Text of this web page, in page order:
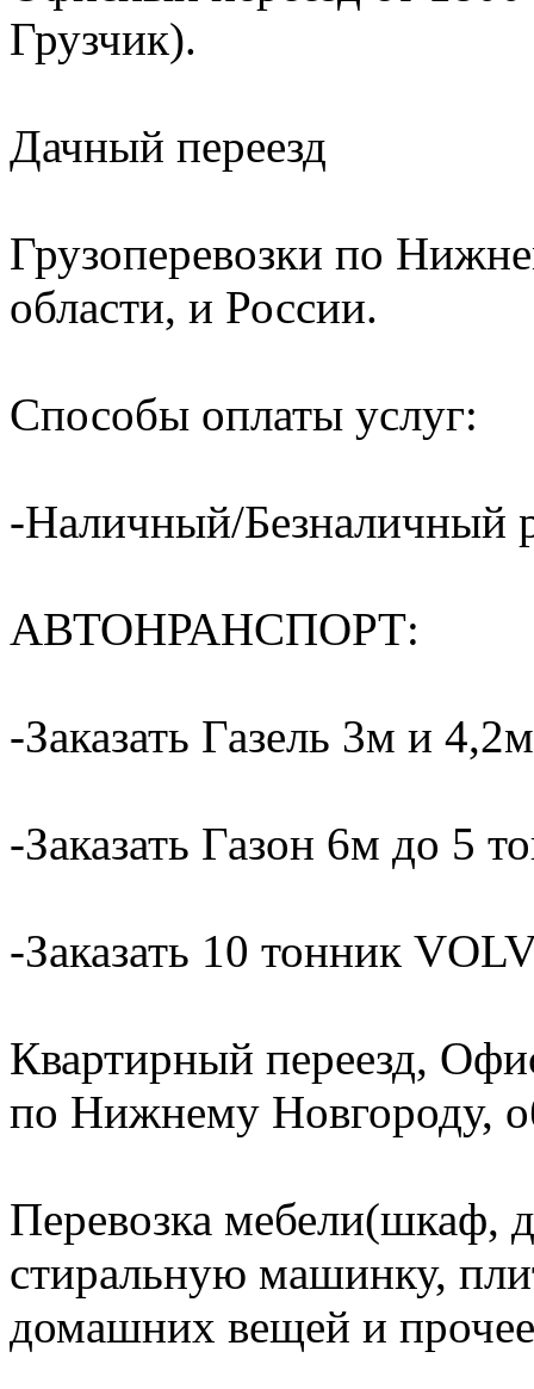
Грузчик).
Дачный переезд
Грузоперевозки по
области, и России.
Способы оплаты услуг:
-Наличный/Безналичный
АВТОНРАНСПОРТ:
-Заказать Газель 3м и
-Заказать Газон 6м до 5
-Заказать 10 тонник
Квартирный переезд,
по Нижнему Новгороду,
Перевозка мебели(шкаф,
стиральную машинку,
домашних вещей и